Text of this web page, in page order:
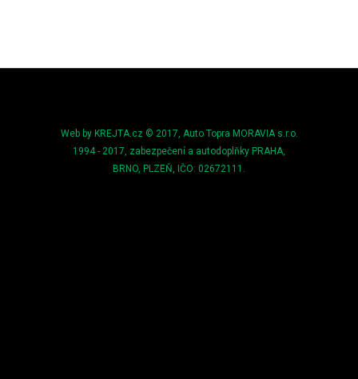
Web by KREJTA.cz © 2017, Auto Topra MORAVIA s.r.o.
1994 - 2017, zabezpečení a autodoplňky PRAHA,
BRNO, PLZEŇ, IČO: 02672111.